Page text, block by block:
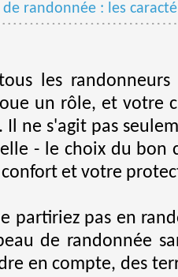
randonnée : les
les
un rôle, et votre
Il ne s'agit pas
- le choix du
et votre
partiriez pas en
de randonnée
en compte, des